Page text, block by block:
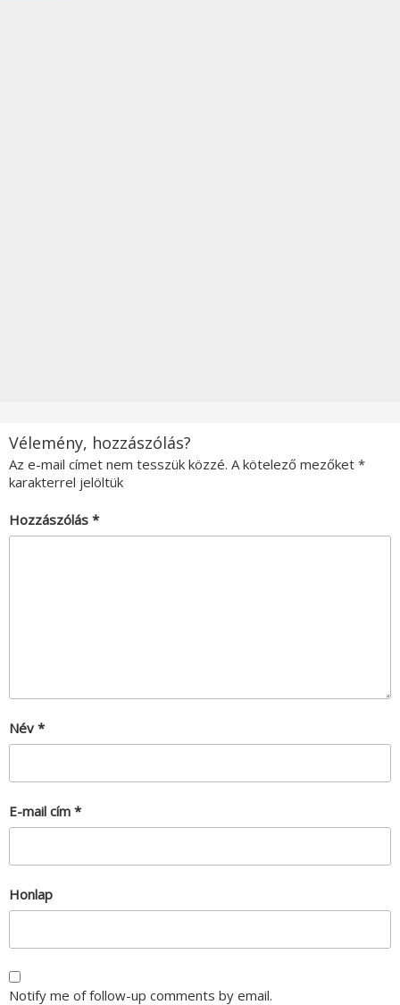
Vélemény, hozzászólás?
Az e-mail címet nem tesszük közzé. A kötelező mezőket *
karakterrel jelöltük
Hozzászólás *
Név *
E-mail cím *
Honlap
Notify me of follow-up comments by email.